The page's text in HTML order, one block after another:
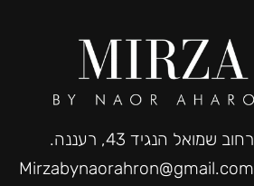
רחוב שמואל הנגיד 43, רעננה.
Mirzabynaorahron@gmail.com